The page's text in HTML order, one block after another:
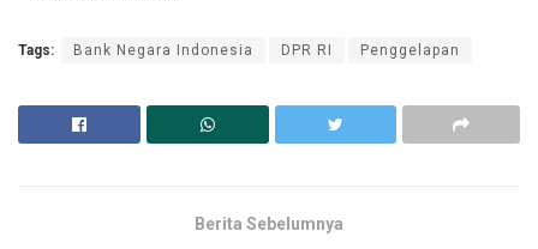
Tags: Bank Negara Indonesia DPR RI Penggelapan
Berita Sebelumnya